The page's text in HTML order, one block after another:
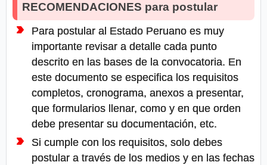
RECOMENDACIONES para postular
Para postular al Estado Peruano es muy
importante revisar a detalle cada punto
descrito en las bases de la convocatoria. En
este documento se especifica los requisitos
completos, cronograma, anexos a presentar,
que formularios llenar, como y en que orden
debe presentar su documentación, etc.
Si cumple con los requisitos, solo debes
postular a través de los medios y en las fechas